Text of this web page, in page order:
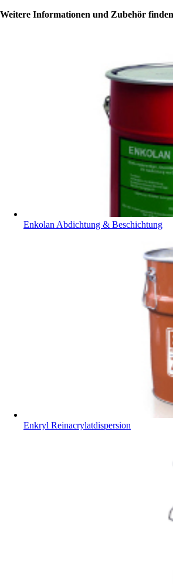
Weitere Informationen und Zubehör
Enkolan Abdichtung & Beschichtung
Enkryl Reinacrylatdispersion